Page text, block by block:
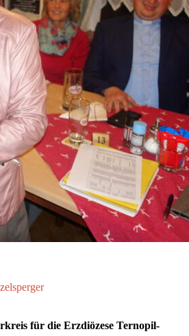
für die Erzdiözese Ternopil-